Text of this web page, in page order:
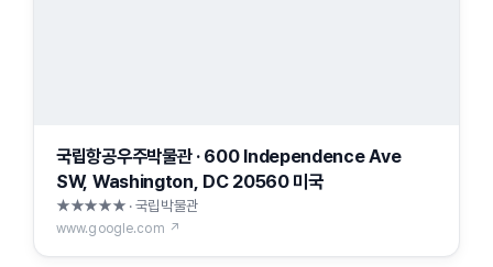
국립항공우주박물관 · 600 Independence Ave
SW, Washington, DC 20560 미국
★★★★★ · 국립박물관
www.google.com ↗